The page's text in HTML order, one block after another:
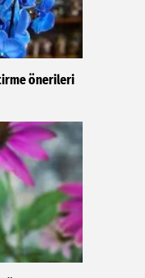
önerileri